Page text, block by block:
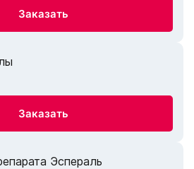
Заказать
Заказать
Эспераль